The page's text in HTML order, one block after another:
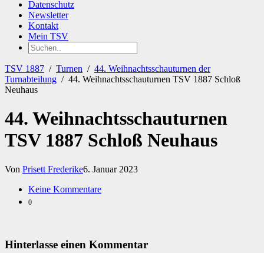
Datenschutz
Newsletter
Kontakt
Mein TSV
TSV 1887 / Turnen / 44. Weihnachtsschauturnen der
Turnabteilung / 44. Weihnachtsschauturnen TSV 1887 Schloß
Neuhaus
44. Weihnachtsschauturnen
TSV 1887 Schloß Neuhaus
Von Prisett Frederike6. Januar 2023
Keine Kommentare
0
Hinterlasse einen Kommentar